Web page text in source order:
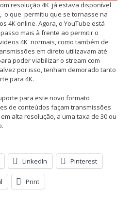
resolução 4K já estava disponível
o que permitiu que se tornasse na
4K online. Agora, o YouTube está
mais à frente ao permitir o
4K normais, como também de
em direto utilizavam até
poder viabilizar o stream com
por isso, tenham demorado tanto
para 4K.
para este novo formato
de conteúdos façam transmissões
alta resolução, a uma taxa de 30 ou
LinkedIn Pinterest
Print